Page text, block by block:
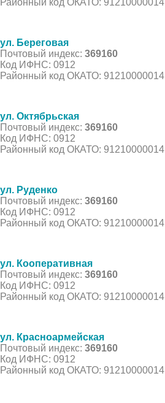
ул. Береговая
Почтовый индекс: 369160
Код ИФНС: 0912
Районный код ОКАТО: 91210000014
ул. Октябрьская
Почтовый индекс: 369160
Код ИФНС: 0912
Районный код ОКАТО: 91210000014
ул. Руденко
Почтовый индекс: 369160
Код ИФНС: 0912
Районный код ОКАТО: 91210000014
ул. Кооперативная
Почтовый индекс: 369160
Код ИФНС: 0912
Районный код ОКАТО: 91210000014
ул. Красноармейская
Почтовый индекс: 369160
Код ИФНС: 0912
Районный код ОКАТО: 91210000014